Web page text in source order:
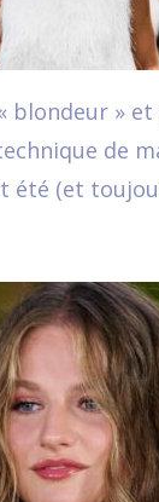
blondeur »
de
été (et